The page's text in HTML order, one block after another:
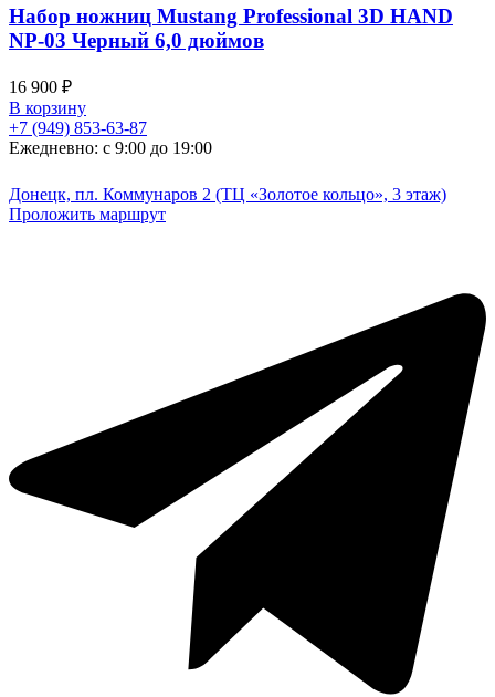
Набор ножниц Mustang Professional 3D HAND
NP-03 Черный 6,0 дюймов
16 900 ₽
В корзину
+7 (949) 853-63-87
Ежедневно: с 9:00 до 19:00
Донецк, пл. Коммунаров 2 (ТЦ «Золотое кольцо», 3 этаж)
Проложить маршрут